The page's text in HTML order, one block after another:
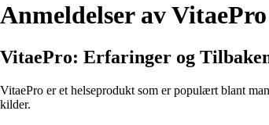
Anmeldelser av VitaePro
VitaePro: Erfaringer og
VitaePro er et helseprodukt som er populært blant
kilder.